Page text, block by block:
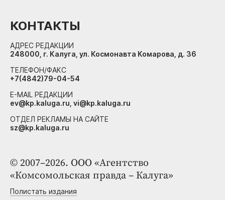
© 2007–2026. ООО «Агентство
«Комсомольская правда – Калуга»
Полистать издания
КОНТАКТЫ
АДРЕС РЕДАКЦИИ
248000, г. Калуга, ул. Космонавта Комарова, д. 36
ТЕЛЕФОН/ФАКС
+7(4842)79-04-54
E-MAIL РЕДАКЦИИ
ev@kp.kaluga.ru, vi@kp.kaluga.ru
ОТДЕЛ РЕКЛАМЫ НА САЙТЕ
sz@kp.kaluga.ru